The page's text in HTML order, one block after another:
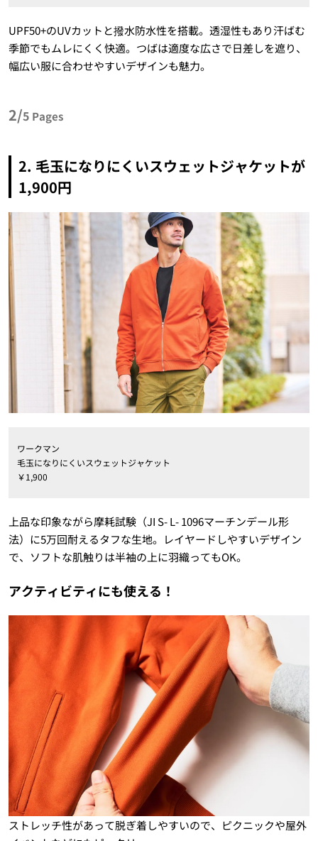
UPF50+のUVカットと撥水防水性を搭載。透湿性もあり汗ばむ
季節でもムレにくく快適。つばは適度な広さで日差しを遮り、
幅広い服に合わせやすいデザインも魅力。
2/5 Pages
2. 毛玉になりにくいスウェットジャケットが
1,900円
ワークマン
毛玉になりにくいスウェットジャケット
￥1,900
上品な印象ながら摩耗試験（JI S- L- 1096マーチンデール形
法）に5万回耐えるタフな生地。レイヤードしやすいデザイン
で、ソフトな肌触りは半袖の上に羽織ってもOK。
アクティビティにも使える！
ストレッチ性があって脱ぎ着しやすいので、ピクニックや屋外